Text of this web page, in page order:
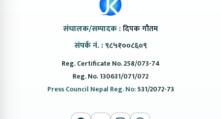
संचालक/सम्पादक :दिपक गौतम
संपर्क नं. : ९८५१००८६०९
Reg. Certificate No. 258/073-74
Reg. No. 130631/071/072
Press Council Nepal Reg. No:531/2072-73